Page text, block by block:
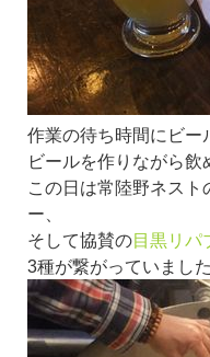
作業の待ち時間にビー
ビールを作りながら
この日は常陸野ネス
ー、
そして協賛の目黒リパ
3種が繋がっていまし